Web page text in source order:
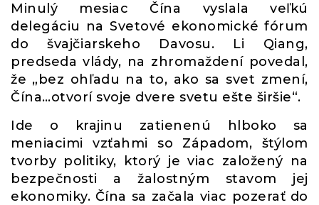
Minulý mesiac Čína vyslala veľkú
delegáciu na Svetové ekonomické fórum
do švajčiarskeho Davosu. Li Qiang,
predseda vlády, na zhromaždení povedal,
že „bez ohľadu na to, ako sa svet zmení,
Čína…otvorí svoje dvere svetu ešte širšie“.
Ide o krajinu zatienenú hlboko sa
meniacimi vzťahmi so Západom, štýlom
tvorby politiky, ktorý je viac založený na
bezpečnosti a žalostným stavom jej
ekonomiky. Čína sa začala viac pozerať do